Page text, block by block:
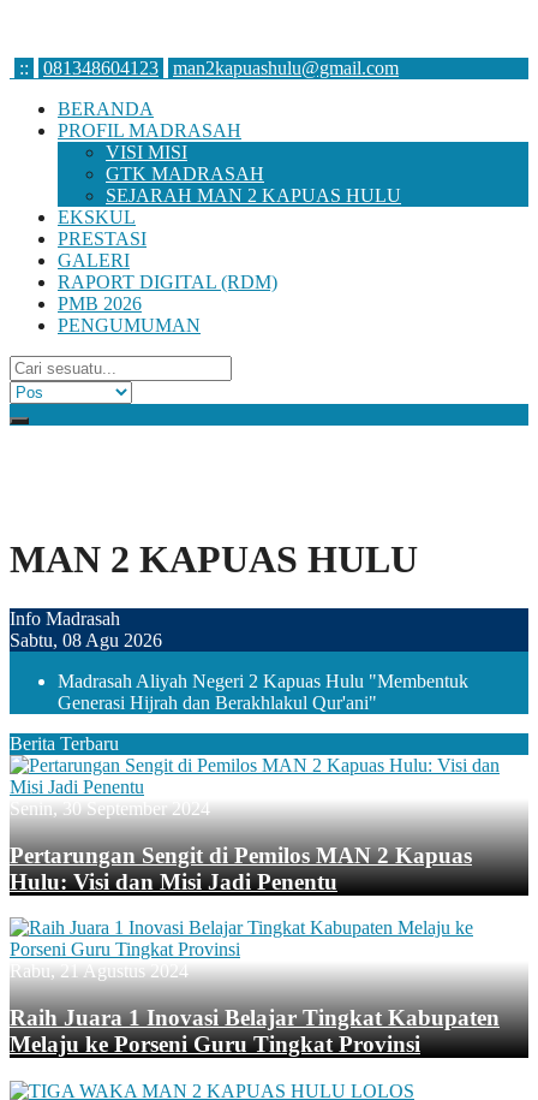
:: 081348604123
man2kapuashulu@gmail.com
BERANDA
PROFIL MADRASAH
VISI MISI
GTK MADRASAH
SEJARAH MAN 2 KAPUAS HULU
EKSKUL
PRESTASI
GALERI
RAPORT DIGITAL (RDM)
PMB 2026
PENGUMUMAN
MAN 2 KAPUAS HULU
Info Madrasah
Sabtu, 08 Agu 2026
Madrasah Aliyah Negeri 2 Kapuas Hulu "Membentuk
Generasi Hijrah dan Berakhlakul Qur'ani"
Berita Terbaru
Senin, 30 September 2024
Pertarungan Sengit di Pemilos MAN 2 Kapuas
Hulu: Visi dan Misi Jadi Penentu
Rabu, 21 Agustus 2024
Raih Juara 1 Inovasi Belajar Tingkat Kabupaten
Melaju ke Porseni Guru Tingkat Provinsi